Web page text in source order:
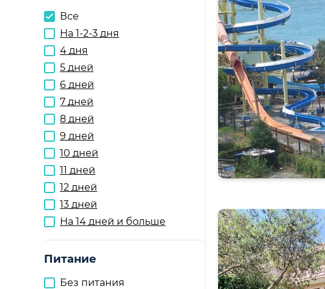
Все
На 1-2-3 дня
4 дня
5 дней
6 дней
7 дней
8 дней
9 дней
10 дней
11 дней
12 дней
13 дней
На 14 дней и больше
Питание
Без питания